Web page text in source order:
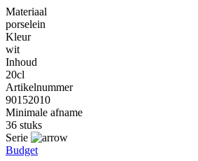
Materiaal
porselein
Kleur
wit
Inhoud
20cl
Artikelnummer
90152010
Minimale afname
36 stuks
Serie
Budget